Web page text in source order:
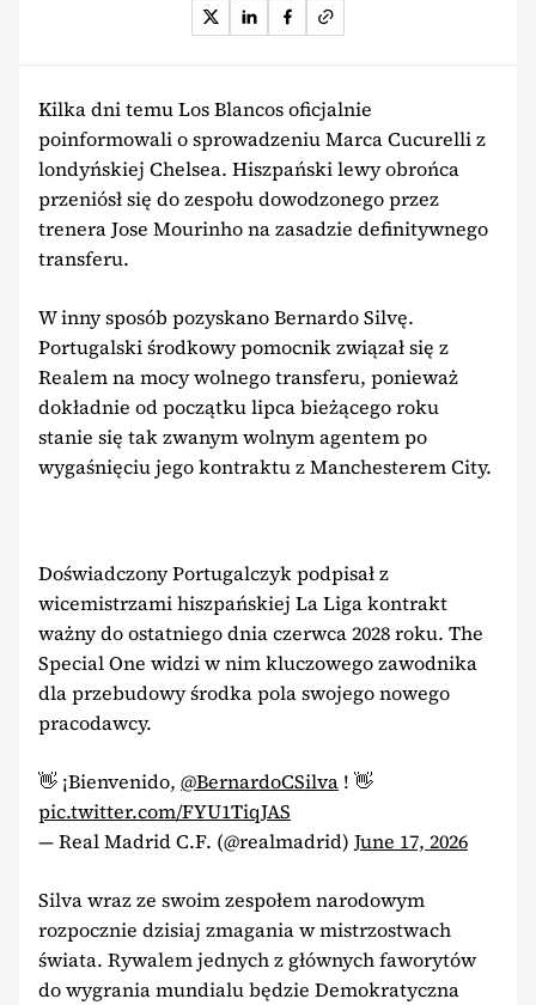
Kilka dni temu Los Blancos oficjalnie
poinformowali o sprowadzeniu Marca Cucurelli z
londyńskiej Chelsea. Hiszpański lewy obrońca
przeniósł się do zespołu dowodzonego przez
trenera Jose Mourinho na zasadzie definitywnego
transferu.
W inny sposób pozyskano Bernardo Silvę.
Portugalski środkowy pomocnik związał się z
Realem na mocy wolnego transferu, ponieważ
dokładnie od początku lipca bieżącego roku
stanie się tak zwanym wolnym agentem po
wygaśnięciu jego kontraktu z Manchesterem City.
Doświadczony Portugalczyk podpisał z
wicemistrzami hiszpańskiej La Liga kontrakt
ważny do ostatniego dnia czerwca 2028 roku. The
Special One widzi w nim kluczowego zawodnika
dla przebudowy środka pola swojego nowego
pracodawcy.
👋 ¡Bienvenido, @BernardoCSilva ! 👋
pic.twitter.com/FYU1TiqJAS
— Real Madrid C.F. (@realmadrid) June 17, 2026
Silva wraz ze swoim zespołem narodowym
rozpocznie dzisiaj zmagania w mistrzostwach
świata. Rywalem jednych z głównych faworytów
do wygrania mundialu będzie Demokratyczna